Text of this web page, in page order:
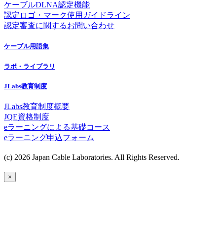
ケーブルDLNA認定機能
認定ロゴ・マーク使用ガイドライン
認定審査に関するお問い合わせ
ケーブル用語集
ラボ・ライブラリ
JLabs教育制度
JLabs教育制度概要
JQE資格制度
eラーニングによる基礎コース
eラーニング申込フォーム
(c) 2026 Japan Cable Laboratories. All Rights Reserved.
×